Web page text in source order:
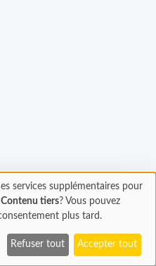
services supplémentaires pour
tiers? Vous pouvez
plus tard.
Refuser tout Accepter tout